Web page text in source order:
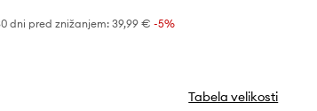
dni pred znižanjem: 39,99 € -5%
Tabela velikosti